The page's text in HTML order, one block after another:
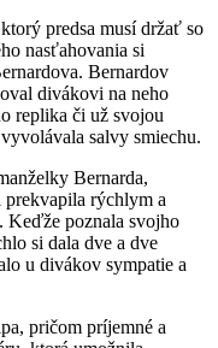
predsa musí držať so
nasťahovania si
Bernardov
divákovi na neho
replika či už svojou
salvy smiechu.
Bernarda,
rýchlym a
Keďže poznala svojho
si dala dve a dve
u divákov sympatie a
pričom príjemné a